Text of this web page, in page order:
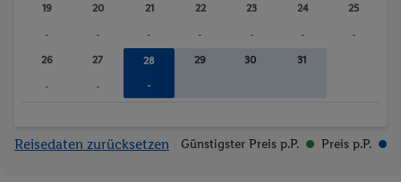
19
-
20
-
21
-
22
-
23
-
24
-
25
-
26
-
27
-
28
-
29 30 31
Reisedaten zurücksetzen Günstigster Preis p.P. Preis p.P.